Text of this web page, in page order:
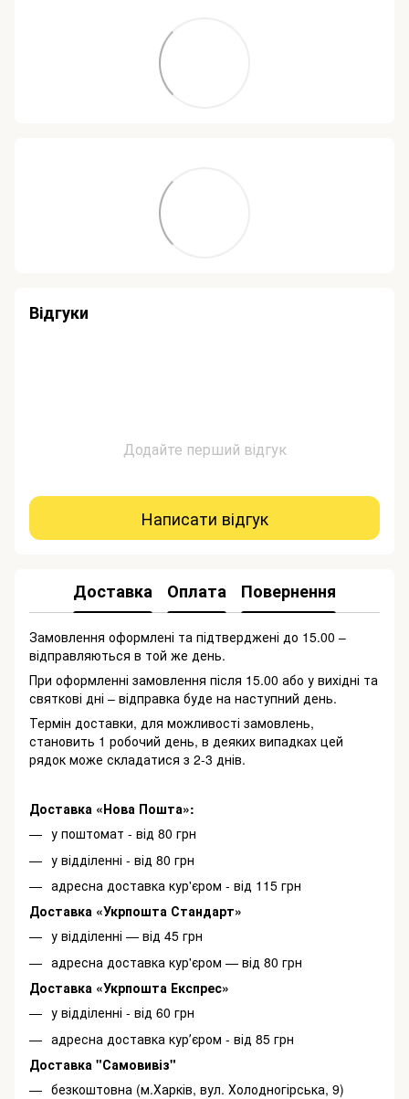
Відгуки
Додайте перший відгук
Написати відгук
Доставка Оплата Повернення
Замовлення оформлені та підтверджені до 15.00 –
відправляються в той же день.
При оформленні замовлення після 15.00 або у вихідні та
святкові дні – відправка буде на наступний день.
Термін доставки, для можливості замовлень,
становить 1 робочий день, в деяких випадках цей
рядок може складатися з 2-3 днів.
Доставка «Нова Пошта»:
у поштомат - від 80 грн
у відділенні - від 80 грн
адресна доставка кур'єром - від 115 грн
Доставка «Укрпошта Стандарт»
у відділенні — від 45 грн
адресна доставка кур'єром — від 80 грн
Доставка «Укрпошта Експрес»
у відділенні - від 60 грн
адресна доставка курʼєром - від 85 грн
Доставка "Самовивіз"
безкоштовна (м.Харків, вул. Холодногірська, 9)